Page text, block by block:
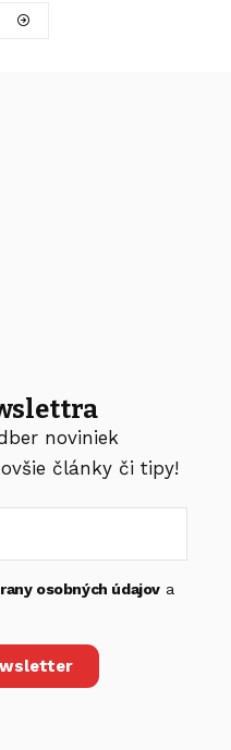
noviniek
články či tipy!
osobných údajova